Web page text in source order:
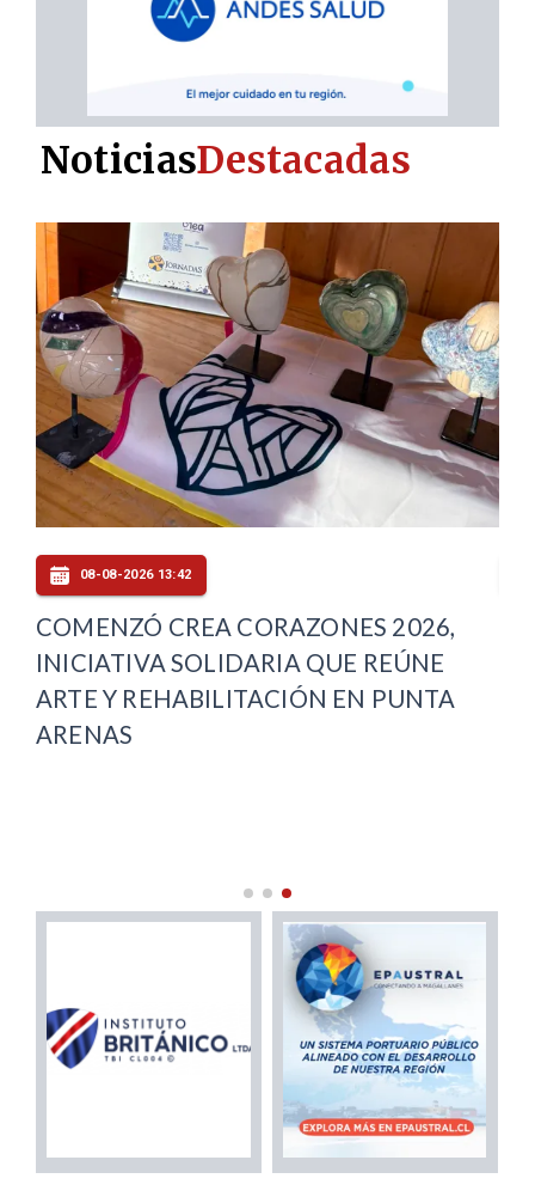
08-08-2026 13:42
COMENZÓ CREA CORAZONES 2026,
INICIATIVA SOLIDARIA QUE REÚNE
ARTE Y REHABILITACIÓN EN PUNTA
ARENAS
NoticiasDestacadas